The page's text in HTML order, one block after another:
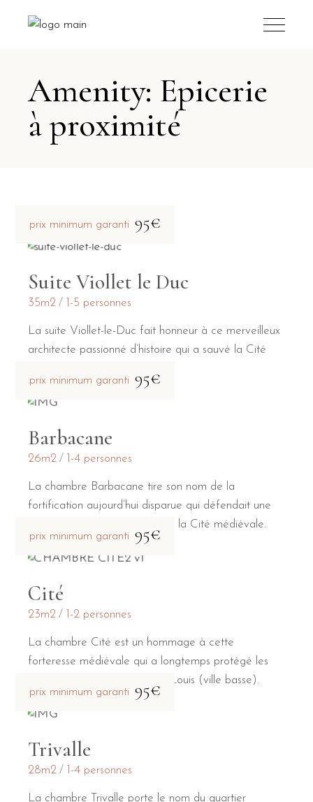
Amenity: Epicerie
à proximité
prix minimum garanti 95€
Suite Viollet le Duc
35m2 1-5 personnes
La suite Viollet-le-Duc fait honneur à ce merveilleux
architecte passionné d’histoire qui a sauvé la Cité
prix minimum garanti 95€
Barbacane
26m2 1-4 personnes
La chambre Barbacane tire son nom de la
fortification aujourd’hui disparue qui défendait une
des deux portes principales de la Cité médiévale.
prix minimum garanti 95€
Cité
23m2 1-2 personnes
La chambre Cité est un hommage à cette
forteresse médiévale qui a longtemps protégé les
habitants de la Bastide Saint-Louis (ville basse).
prix minimum garanti 95€
Trivalle
28m2 1-4 personnes
La chambre Trivalle porte le nom du quartier